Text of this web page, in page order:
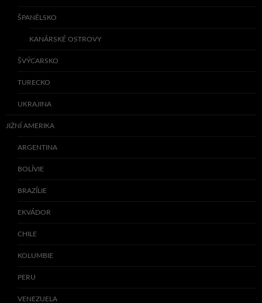
ŠPANĚLSKO
KANÁRSKÉ OSTROVY
ŠVÝCARSKO
TURECKO
UKRAJINA
JIŽNÍ AMERIKA
ARGENTINA
BOLÍVIE
BRAZÍLIE
EKVÁDOR
CHILE
KOLUMBIE
PERU
VENEZUELA